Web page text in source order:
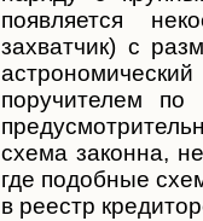
появляется
захватчик) с
астрономический
поручителем по
предусмотрител
схема законна,
где подобные
в реестр